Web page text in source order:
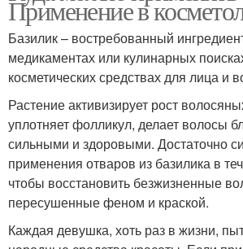
Применение в
Базилик – востребованный
медикаментах или кулинарных
косметических средствах для лица и
Растение активизирует рост
уплотняет фолликул, делает волосы
сильными и здоровыми. Достаточно
применения отваров из базилика в
чтобы восстановить безжизненные
пересушенные феном и краской.
Каждая девушка, хоть раз в жизни,